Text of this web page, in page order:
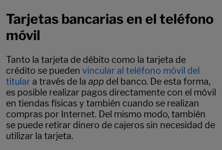
Tarjetas bancarias en el teléfono
móvil
Tanto la tarjeta de débito como la tarjeta de
crédito se pueden vincular al teléfono móvil del
titulara través de la app del banco. De esta forma,
es posible realizar pagos directamente con el móvil
en tiendas físicas y también cuando se realizan
compras por Internet. Del mismo modo, también
se puede retirar dinero de cajeros sin necesidad de
utilizar la tarjeta.